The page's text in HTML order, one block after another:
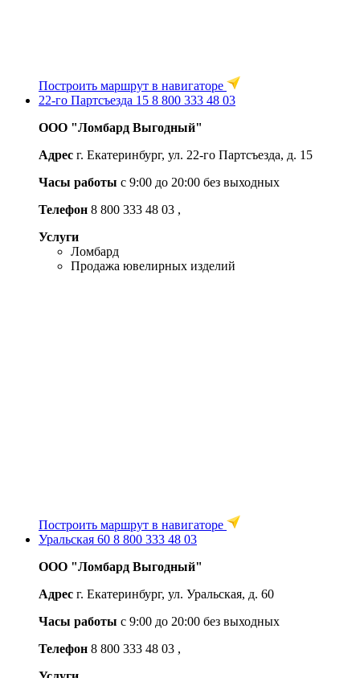
Построить маршрут в навигаторе
22-го Партсъезда 15 8 800 333 48 03
ООО "Ломбард Выгодный"
Адрес г. Екатеринбург, ул. 22-го Партсъезда, д. 15
Часы работы c 9:00 до 20:00 без выходных
Телефон 8 800 333 48 03 ,
Услуги
Ломбард
Продажа ювелирных изделий
Построить маршрут в навигаторе
Уральская 60 8 800 333 48 03
ООО "Ломбард Выгодный"
Адрес г. Екатеринбург, ул. Уральская, д. 60
Часы работы c 9:00 до 20:00 без выходных
Телефон 8 800 333 48 03 ,